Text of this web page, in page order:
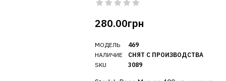
280.00грн
МОДЕЛЬ
НАЛИЧИЕ
SKU
469
СНЯТ С ПРОИЗВОДСТВА
3089